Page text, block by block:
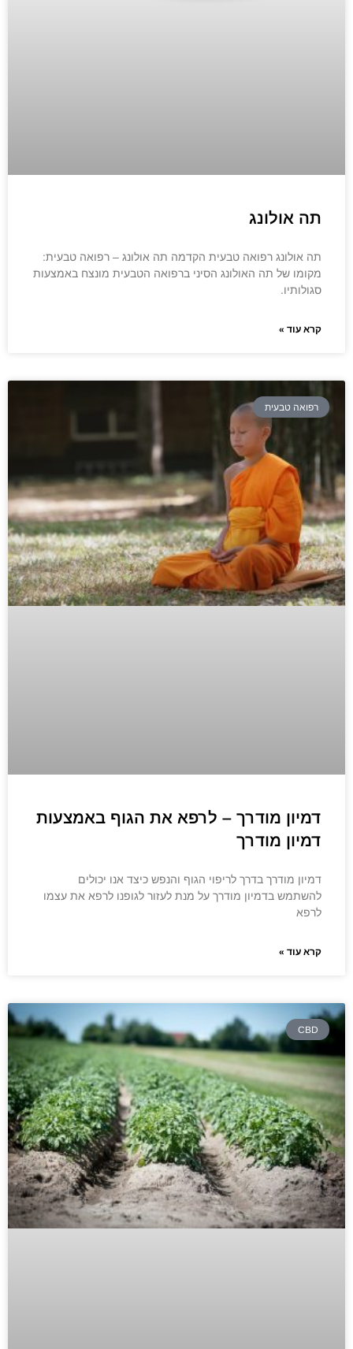
תה אולונג
תה אולונג רפואה טבעית הקדמה תה אולונג – רפואה טבעית:
מקומו של תה האולונג הסיני ברפואה הטבעית מונצח באמצעות
סגולותיו.
קרא עוד »
רפואה טבעית
דמיון מודרך – לרפא את הגוף באמצעות
דמיון מודרך
דמיון מודרך בדרך לריפוי הגוף והנפש כיצד אנו יכולים
להשתמש בדמיון מודרך על מנת לעזור לגופנו לרפא את עצמו
לרפא
קרא עוד »
CBD